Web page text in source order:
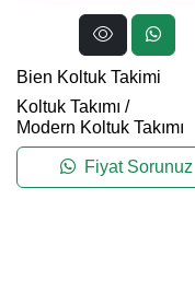
Bien Koltuk Takimi
Koltuk Takımı /
Modern Koltuk Takımı
Fiyat Sorunuz